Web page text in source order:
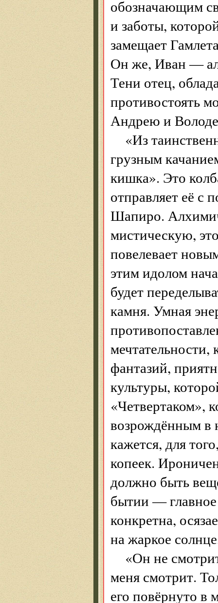
обозначающим
и заботы,
замещает
Он же, Иван —
Тени отец,
противостоять
Андрею и
«Из
грузным
кишка». Это
отправляет её с
Шапиро.
мистическую,
повелевает
этим идолом
будет
камня. Умная
мечтательности,
фантазий,
культуры,
«Четвертаком»,
возрождённым в
кажется, для
копеек.
должно быть
бытии —
конкретна,
на жаркое
«Он не
меня смотрит.
его повёрнуто в